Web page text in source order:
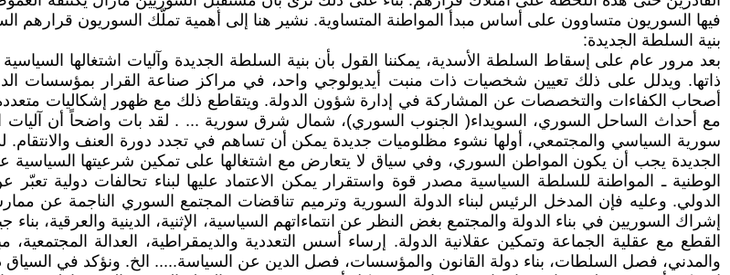
فيها السوريون متساوون على أساس مبدأ المواطنة المتساوية. نشير هنا إلى أهمية تملّك السوريون قرارهم
بنية السلطة الجديدة:
بعد مرور عام على إسقاط السلطة الأسدية، يمكننا القول بأن بنية السلطة الجديدة وآليات اشتغالها
ذاتها. ويدلل على ذلك تعيين شخصيات ذات منبت أيديولوجي واحد، في مراكز صناعة القرار بمؤسسات
أصحاب الكفاءات والتخصصات عن المشاركة في إدارة شؤون الدولة. ويتقاطع ذلك مع ظهور إشكاليات
مع أحداث الساحل السوري، السويداء( الجنوب السوري)، شمال شرق سورية ... . لقد بات واضحاً أن آليات
سورية السياسي والمجتمعي، أولها نشوء مظلوميات جديدة يمكن أن تساهم في تجدد دورة العنف
الجديدة يجب أن يكون المواطن السوري، وفي سياق لا يتعارض مع اشتغالها على تمكين شرعيتها السياسية
الوطنية ـ المواطنة للسلطة السياسية مصدر قوة واستقرار يمكن الاعتماد عليها لبناء تحالفات دولية
الدولي. وعليه فإن المدخل الرئيس لبناء الدولة السورية وترميم تناقضات المجتمع السوري الناجمة عن
إشراك السوريين في بناء الدولة والمجتمع بغض النظر عن انتماءاتهم السياسية، الإثنية، الدينية
القطع مع عقلية الجماعة وتمكين عقلانية الدولة. إرساء أسس التعددية والديمقراطية، العدالة
والمدني، فصل السلطات، بناء دولة القانون والمؤسسات، فصل الدين عن السياسة..... الخ. ونؤكد في السياق